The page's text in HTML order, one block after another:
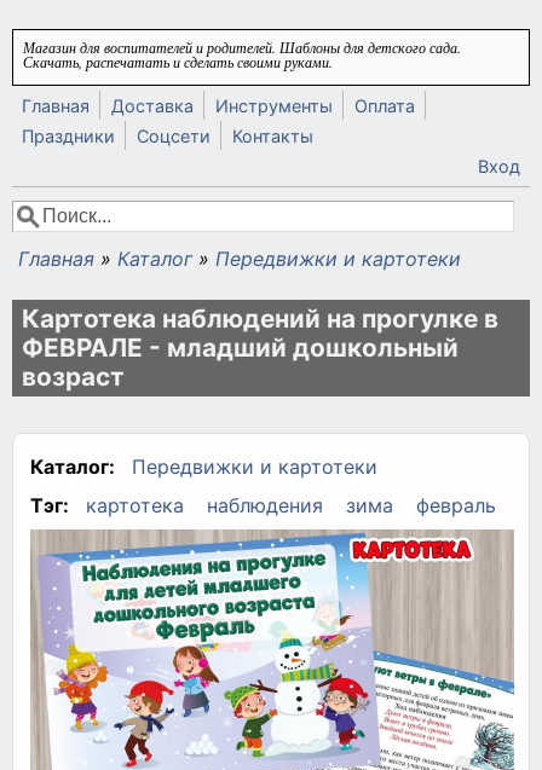
Перейти к основному содержанию
Магазин для воспитателей и родителей. Шаблоны для детского сада.
Скачать, распечатать и сделать своими руками.
Главная Доставка Инструменты
Оплата
Праздники
Соцсети
Контакты
Вход
Форма поиска
Поиск
Вы здесь
Главная » Каталог » Передвижки и картотеки
Картотека наблюдений на прогулке в
ФЕВРАЛЕ - младший дошкольный
возраст
Каталог:
Передвижки и картотеки
Тэг:
картотека наблюдения зима февраль